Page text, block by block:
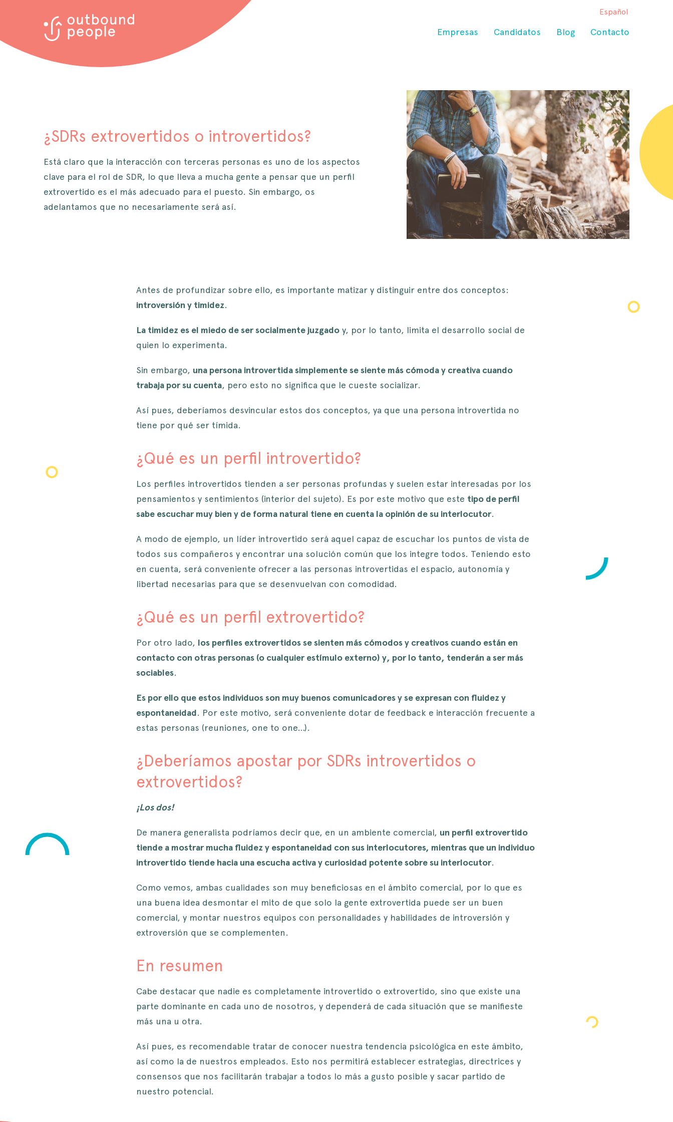
Español
Empresas Candidatos Blog Contacto
¿SDRs extrovertidos o introvertidos?
Está claro que la interacción con terceras personas es uno de los aspectos
clave para el rol de SDR, lo que lleva a mucha gente a pensar que un perfil
extrovertido es el más adecuado para el puesto. Sin embargo, os
adelantamos que no necesariamente será así.
Antes de profundizar sobre ello, es importante matizar y distinguir entre dos conceptos:
introversión y timidez.
La timidez es el miedo de ser socialmente juzgado y, por lo tanto, limita el desarrollo social de
quien lo experimenta.
Sin embargo, una persona introvertida simplemente se siente más cómoda y creativa cuando
trabaja por su cuenta, pero esto no significa que le cueste socializar.
Así pues, deberíamos desvincular estos dos conceptos, ya que una persona introvertida no
tiene por qué ser tímida.
¿Qué es un perfil introvertido?
Los perfiles introvertidos tienden a ser personas profundas y suelen estar interesadas por los
pensamientos y sentimientos (interior del sujeto). Es por este motivo que este tipo de perfil
sabe escuchar muy bien y de forma natural tiene en cuenta la opinión de su interlocutor.
A modo de ejemplo, un líder introvertido será aquel capaz de escuchar los puntos de vista de
todos sus compañeros y encontrar una solución común que los integre todos. Teniendo esto
en cuenta, será conveniente ofrecer a las personas introvertidas el espacio, autonomía y
libertad necesarias para que se desenvuelvan con comodidad.
¿Qué es un perfil extrovertido?
Por otro lado, los perfiles extrovertidos se sienten más cómodos y creativos cuando están en
contacto con otras personas (o cualquier estímulo externo) y, por lo tanto, tenderán a ser más
sociables.
Es por ello que estos individuos son muy buenos comunicadores y se expresan con fluidez y
espontaneidad. Por este motivo, será conveniente dotar de feedback e interacción frecuente a
estas personas (reuniones, one to one…).
¿Deberíamos apostar por SDRs introvertidos o
extrovertidos?
¡Los dos!
De manera generalista podríamos decir que, en un ambiente comercial, un perfil extrovertido
tiende a mostrar mucha fluidez y espontaneidad con sus interlocutores, mientras que un individuo
introvertido tiende hacia una escucha activa y curiosidad potente sobre su interlocutor.
Como vemos, ambas cualidades son muy beneficiosas en el ámbito comercial, por lo que es
una buena idea desmontar el mito de que solo la gente extrovertida puede ser un buen
comercial, y montar nuestros equipos con personalidades y habilidades de introversión y
extroversión que se complementen.
En resumen
Cabe destacar que nadie es completamente introvertido o extrovertido, sino que existe una
parte dominante en cada uno de nosotros, y dependerá de cada situación que se manifieste
más una u otra.
Así pues, es recomendable tratar de conocer nuestra tendencia psicológica en este ámbito,
así como la de nuestros empleados. Esto nos permitirá establecer estrategias, directrices y
consensos que nos facilitarán trabajar a todos lo más a gusto posible y sacar partido de
nuestro potencial.